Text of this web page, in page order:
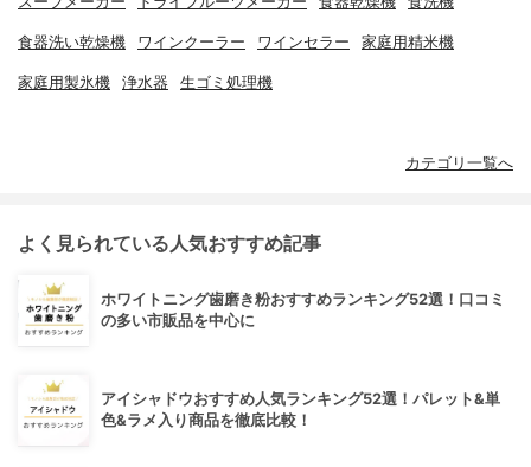
食器洗い乾燥機 ワインクーラー ワインセラー 家庭用精米機
家庭用製氷機 浄水器 生ゴミ処理機
カテゴリ一覧へ
よく見られている人気おすすめ記事
ホワイトニング歯磨き粉おすすめランキング52選！口コミ
の多い市販品を中心に
アイシャドウおすすめ人気ランキング52選！パレット&単
色&ラメ入り商品を徹底比較！